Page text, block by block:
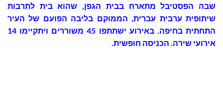
שבה הפסטיבל מתארח בבית הגפן, שהוא בית לתרבות
שיתופית ערבית עברית, הממוקם בליבה הפועם של העיר
התחתית בחיפה. באירוע ישתתפו 45 משוררים ויתקיימו 14
אירועי שירה. הכניסה חופשית.